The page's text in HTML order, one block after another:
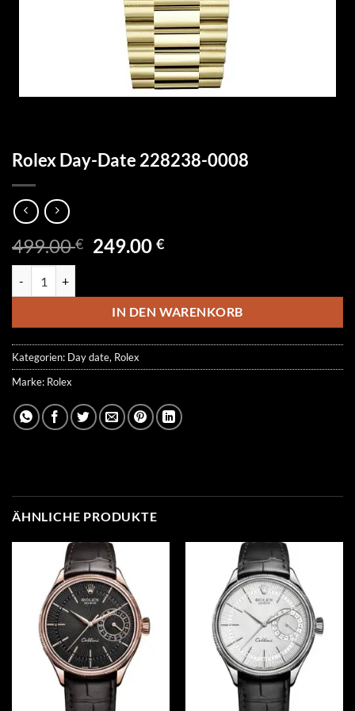
Rolex Day-Date 228238-0008
499.00€ Ursprünglicher
499.00 €
249.00€Aktueller
249.00 €.
IN DEN WARENKORB
Kategorien: Day date, Rolex
Marke: Rolex
ÄHNLICHE PRODUKTE